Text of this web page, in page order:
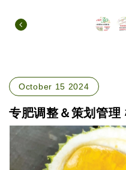
October 15 2024